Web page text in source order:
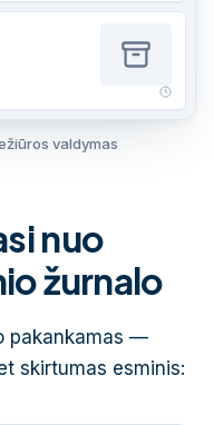
valdymas
nuo
žurnalo
pakankamas —
skirtumas esminis: